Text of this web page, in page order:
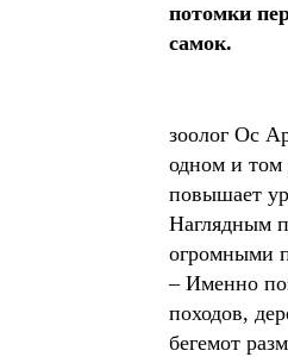
потомки
самок.
зоолог Ос
одном и том
повышает
Наглядным
огромными
– Именно
походов,
бегемот